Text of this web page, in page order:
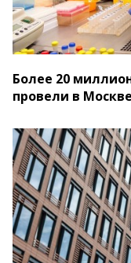
Более 20
провели в Москве